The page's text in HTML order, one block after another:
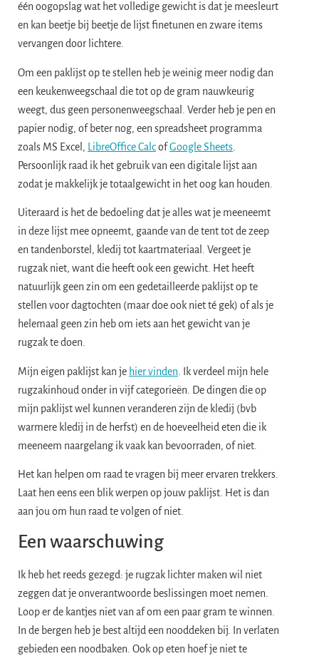
één oogopslag wat het volledige gewicht is dat je meesleurt
en kan beetje bij beetje de lijst finetunen en zware items
vervangen door lichtere.
Om een paklijst op te stellen heb je weinig meer nodig dan
een keukenweegschaal die tot op de gram nauwkeurig
weegt, dus geen personenweegschaal. Verder heb je pen en
papier nodig, of beter nog, een spreadsheet programma
zoals MS Excel,
LibreOffice CalcofGoogle Sheets
Persoonlijk raad ik het gebruik van een digitale lijst aan
zodat je makkelijk je totaalgewicht in het oog kan houden.
Uiteraard is het de bedoeling dat je alles wat je meeneemt
in deze lijst mee opneemt, gaande van de tent tot de zeep
en tandenborstel, kledij tot kaartmateriaal. Vergeet je
rugzak niet, want die heeft ook een gewicht. Het heeft
natuurlijk geen zin om een gedetailleerde paklijst op te
stellen voor dagtochten (maar doe ook niet té gek) of als je
helemaal geen zin heb om iets aan het gewicht van je
rugzak te doen.
Mijn eigen paklijst kan je hier vinden . Ik verdeel mijn hele
rugzakinhoud onder in vijf categorieën. De dingen die op
mijn paklijst wel kunnen veranderen zijn de kledij (bvb
warmere kledij in de herfst) en de hoeveelheid eten die ik
meeneem naargelang ik vaak kan bevoorraden, of niet.
Het kan helpen om raad te vragen bij meer ervaren trekkers.
Laat hen eens een blik werpen op jouw paklijst. Het is dan
aan jou om hun raad te volgen of niet.
Een waarschuwing
Ik heb het reeds gezegd: je rugzak lichter maken wil niet
zeggen dat je onverantwoorde beslissingen moet nemen.
Loop er de kantjes niet van af om een paar gram te winnen.
In de bergen heb je best altijd een nooddeken bij. In verlaten
gebieden een noodbaken. Ook op eten hoef je niet te